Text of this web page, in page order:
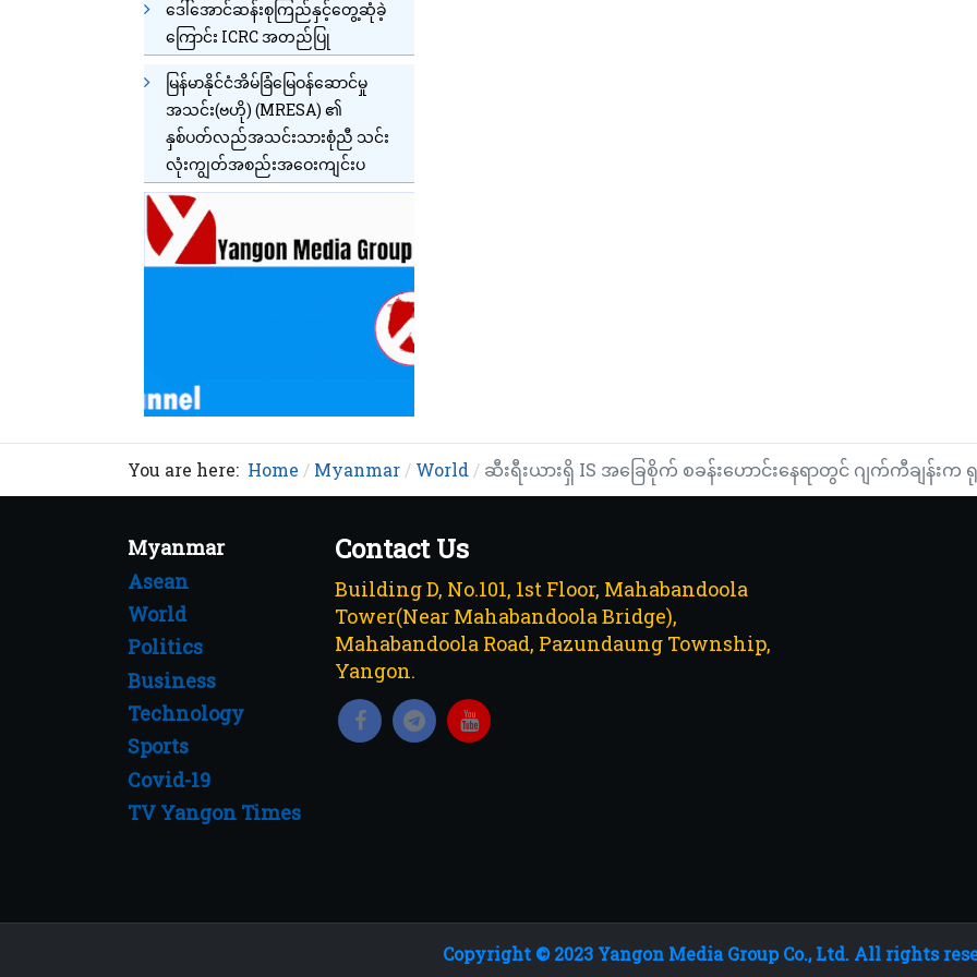
ဒေါ်အောင်ဆန်းစုကြည်နှင့်တွေ့ဆုံခဲ့
ကြောင်း ICRC အတည်ပြု
မြန်မာနိုင်ငံအိမ်ခြံမြေဝန်ဆောင်မှု
အသင်း(ဗဟို) (MRESA) ၏
နှစ်ပတ်လည်အသင်းသားစုံညီ သင်း
လုံးကျွတ်အစည်းအဝေးကျင်းပ
You are here: Home Myanmar World ဆီးရီးယားရှိ IS အခြေစိုက် စခန်းဟောင်းနေရာတွင် ဂျက်ကီချန်း
Myanmar
Asean
World
Politics
Business
Technology
Sports
Covid-19
TV Yangon Times
Contact Us
Building D, No.101, 1st Floor, Mahabandoola
Tower(Near Mahabandoola Bridge),
Mahabandoola Road, Pazundaung Township,
Yangon.
Copyright © 2023 Yangon Media Group Co., Ltd. All rights